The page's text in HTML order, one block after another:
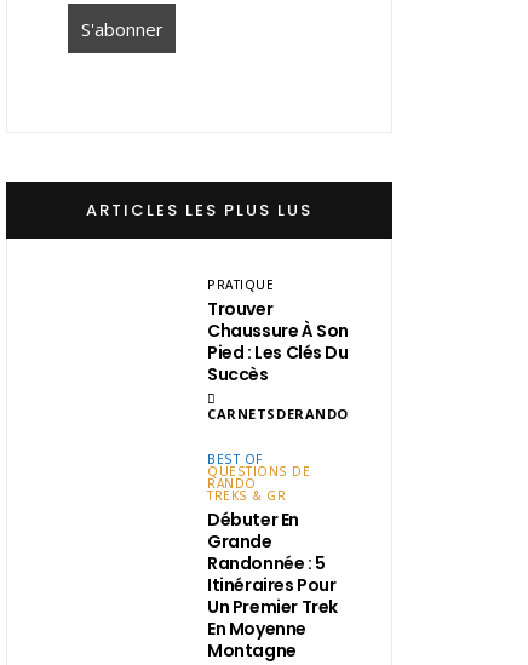
ARTICLES LES PLUS LUS
PRATIQUE
Trouver
Chaussure À Son
Pied : Les Clés Du
Succès
CARNETSDERANDO
BEST OF
QUESTIONS DE
RANDO
TREKS & GR
Débuter En
Grande
Randonnée : 5
Itinéraires Pour
Un Premier Trek
En Moyenne
Montagne